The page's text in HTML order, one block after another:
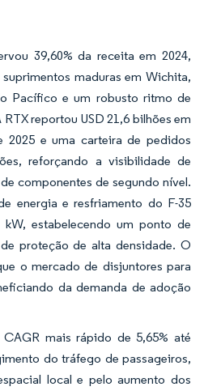
39,60% da receita em 2024,
maduras em Wichita,
Pacífico e um robusto ritmo de
reportou USD 21,6 bilhões em
2025 e uma carteira de pedidos
reforçando a visibilidade de
componentes de segundo nível.
energia e resfriamento do F-35
estabelecendo um ponto de
proteção de alta densidade. O
o mercado de disjuntores para
da demanda de adoção
mais rápido de 5,65% até
do tráfego de passageiros,
local e pelo aumento dos